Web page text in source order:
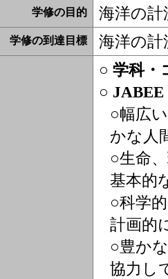
学修の目的 海洋の計
学修の到達目標 海洋の
○ 学科・
○
○幅広
かな人
○生命
基本的
○科学
計画的
○豊か
協力し